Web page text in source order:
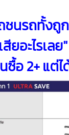
นรถทั้งถู
เสียอะไรเลย"
ซื้อ 2+ แต่ไ